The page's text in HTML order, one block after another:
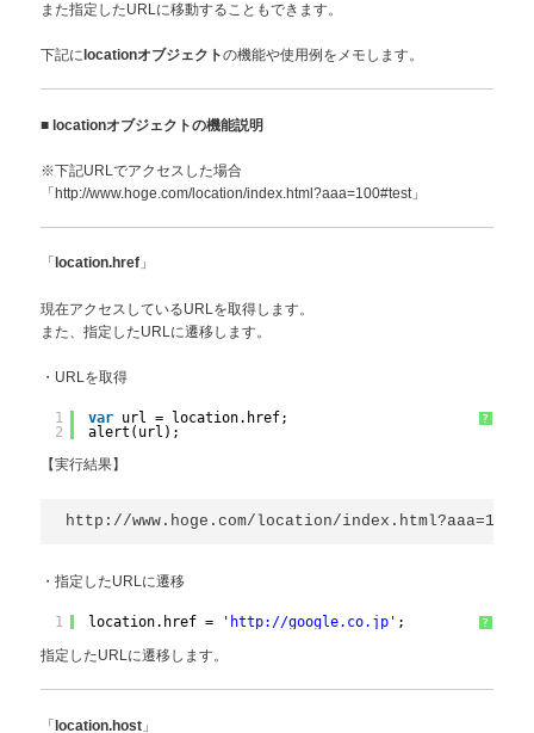
また指定したURLに移動することもできます。
下記に locationオブジェクトの機能や使用例をメモします。
■ locationオブジェクトの機能説明
※下記URLでアクセスした場合
「http://www.hoge.com/location/index.html?aaa=100#test」
「 location.href 」
現在アクセスしているURLを取得します。
また、指定したURLに遷移します。
・URLを取得
?
1
2
var url = location.href;
alert(url);
【実行結果】
http://www.hoge.com/location/
・指定したURLに遷移
?
1 location.href = 'http://google.co.jp' ;
指定したURLに遷移します。
「 location.host 」